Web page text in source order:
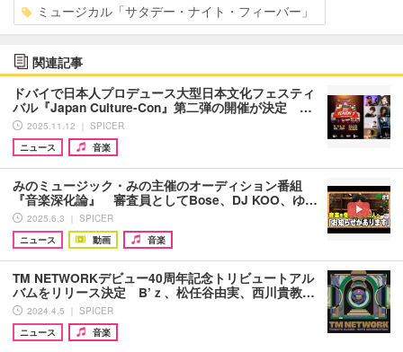
ミュージカル「サタデー・ナイト・フィーバー」
関連記事
ドバイで日本人プロデュース大型日本文化フェスティ
バル『Japan Culture-Con』第二弾の開催が決定 …
2025.11.12 ｜ SPICER
ニュース
音楽
みのミュージック・みの主催のオーディション番組
『音楽深化論』 審査員としてBose、DJ KOO、ゆ…
2025.6.3 ｜ SPICER
ニュース
動画 音楽
TM NETWORKデビュー40周年記念トリビュートアル
バムをリリース決定 B’ｚ、松任谷由実、西川貴教…
2024.4.5 ｜ SPICER
ニュース
音楽